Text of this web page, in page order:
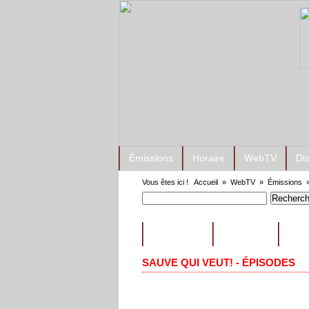
Émissions Horaire WebTV
Vous êtes ici ! Accueil » WebTV» Émissions
SAUVE QUI VEUT! - ÉPISODES